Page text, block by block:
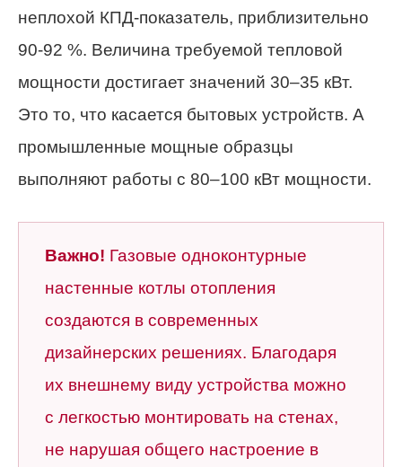
неплохой КПД-показатель, приблизительно
90-92 %. Величина требуемой тепловой
мощности достигает значений 30–35 кВт.
Это то, что касается бытовых устройств. А
промышленные мощные образцы
выполняют работы с 80–100 кВт мощности.
Важно! Газовые одноконтурные
настенные котлы отопления
создаются в современных
дизайнерских решениях. Благодаря
их внешнему виду устройства можно
с легкостью монтировать на стенах,
не нарушая общего настроение в